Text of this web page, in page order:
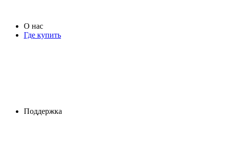
О нас
Где купить
Поддержка